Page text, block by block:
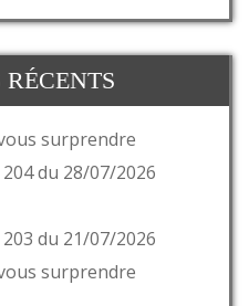
surprendre
du 28/07/2026
du 21/07/2026
surprendre